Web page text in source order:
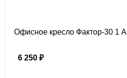
Офисное кресло Фактор-30 1 А
6 250 ₽